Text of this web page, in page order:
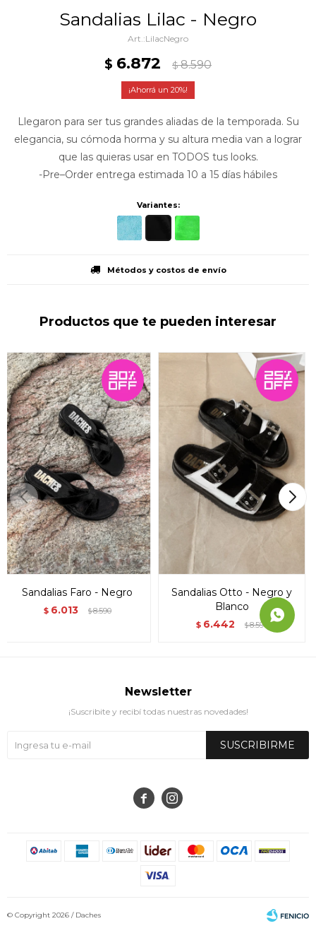
Sandalias Lilac - Negro
LilacNegro
$ 6.872 $ 8.590
20
Llegaron para ser tus grandes aliadas de la temporada. Su
elegancia, su cómoda horma y su altura media van a lograr
que las quieras usar en TODOS tus looks.
-Pre–Order entrega estimada 10 a 15 días hábiles
Variantes:
Métodos y costos de envío
Productos que te pueden interesar
Sandalias Faro - Negro
$ 6.013 $8.590
Sandalias Otto - Negro y
Blanco
$ 6.442 $8.590
 
Newsletter
¡Suscribite y recibí todas nuestras novedades!
SUSCRIBIRME
© Copyright 2026 / Daches